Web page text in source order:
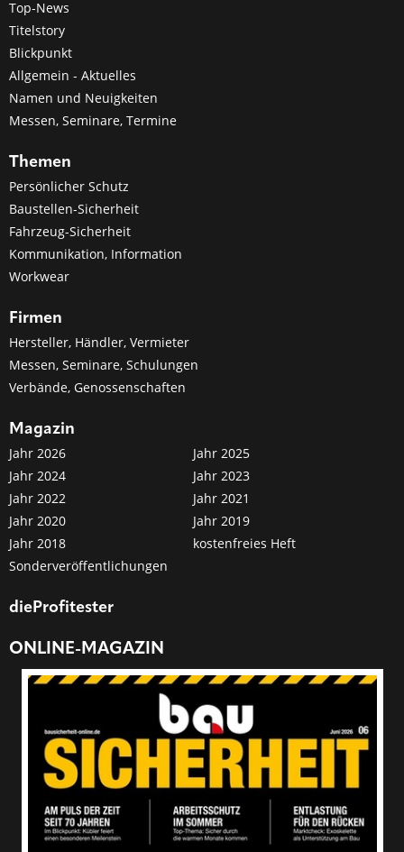
Top-News
Titelstory
Blickpunkt
Allgemein - Aktuelles
Namen und Neuigkeiten
Messen, Seminare, Termine
Themen
Persönlicher Schutz
Baustellen-Sicherheit
Fahrzeug-Sicherheit
Kommunikation, Information
Workwear
Firmen
Hersteller, Händler, Vermieter
Messen, Seminare, Schulungen
Verbände, Genossenschaften
Magazin
Jahr 2026
Jahr 2025
Jahr 2024
Jahr 2023
Jahr 2022
Jahr 2021
Jahr 2020
Jahr 2019
Jahr 2018
kostenfreies Heft
Sonderveröffentlichungen
dieProfitester
ONLINE-MAGAZIN